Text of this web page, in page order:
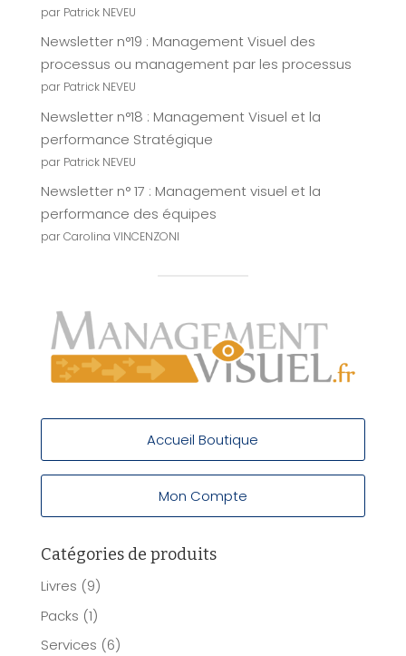
par Patrick NEVEU
Newsletter n°19 : Management Visuel des
processus ou management par les processus
par Patrick NEVEU
Newsletter n°18 : Management Visuel et la
performance Stratégique
par Patrick NEVEU
Newsletter n° 17 : Management visuel et la
performance des équipes
par Carolina VINCENZONI
Accueil Boutique
Mon Compte
Catégories de produits
Livres (9)
Packs (1)
Services (6)